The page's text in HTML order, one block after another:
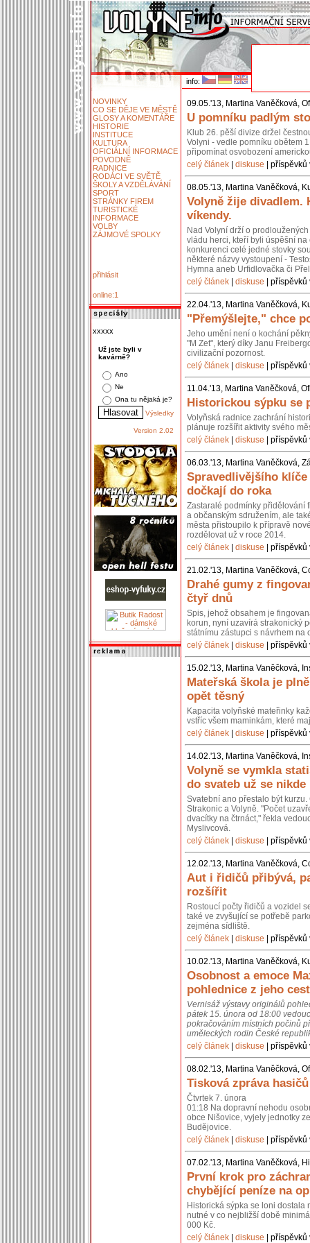
info:
NOVINKY
CO SE DĚJE VE MĚSTĚ
GLOSY A KOMENTÁŘE
HISTORIE
INSTITUCE
KULTURA
OFICIÁLNÍ INFORMACE
POVODNĚ
RADNICE
RODÁCI VE SVĚTĚ
ŠKOLY A VZDĚLÁVÁNÍ
SPORT
STRÁNKY FIREM
TURISTICKÉ
INFORMACE
VOLBY
ZÁJMOVÉ SPOLKY
přihlásit
online:1
xxxxx
Už jste byli v
kavárně?
Ano
Ne
Ona tu nějaká je?
Výsledky
Version 2.02
09.05.'13, Martina Vaněčková,
U pomníku padlým
Klub 26. pěší divize držel
Volyni - vedle pomníku obětem
připomínat osvobození
celý článek
diskuse |
08.05.'13, Martina Vaněčková,
Volyně žije divadlem.
víkendy.
Nad Volyní drží o
vládu herci, kteří byli úspěšní
konkurenci celé jedné stovky
některé názvy vystoupení -
Hymna aneb Urfidlovačka či
celý článek
diskuse |
22.04.'13, Martina Vaněčková,
"Přemýšlejte," chce
Jeho umění není o kochání
"M Zet", který díky Janu
civilizační pozornost.
celý článek
diskuse |
11.04.'13, Martina Vaněčková,
Historickou sýpku se
Volyňská radnice zachrání
plánuje rozšířit aktivity svého
celý článek
diskuse |
06.03.'13, Martina Vaněčková,
Spravedlivějšího
dočkají do roka
Zastaralé podmínky přidělování
a občanským sdružením, ale
města přistoupilo k přípravě
rozdělovat už v roce 2014.
celý článek
diskuse |
21.02.'13, Martina Vaněčková,
Drahé gumy z
čtyř dnů
Spis, jehož obsahem je
korun, nyní uzavírá strakonický
státnímu zástupci s návrhem na
celý článek
diskuse |
15.02.'13, Martina Vaněčková,
Mateřská škola je
opět těsný
Kapacita volyňské mateřinky
vstříc všem maminkám, které
celý článek
diskuse |
14.02.'13, Martina Vaněčková,
Volyně se vymkla
do svateb už se nikde
Svatební ano přestalo být
Strakonic a Volyně. "Počet
dvacítky na čtrnáct," řekla
Myslivcová.
celý článek
diskuse |
12.02.'13, Martina Vaněčková,
Aut i řidičů přibývá,
rozšířit
Rostoucí počty řidičů a vozidel
také ve zvyšující se potřebě
zejména sídliště.
celý článek
diskuse |
10.02.'13, Martina Vaněčková,
Osobnost a emoce
pohlednice z jeho cest
Vernisáž výstavy originálů
pátek 15. února od 18:00
pokračováním místních počinů
uměleckých rodin České
celý článek
diskuse |
08.02.'13, Martina Vaněčková,
Tisková zpráva
Čtvrtek 7. února
01:18 Na dopravní nehodu
obce Nišovice, vyjely jednotky
Budějovice.
celý článek
diskuse |
07.02.'13, Martina Vaněčková,
První krok pro
chybějící peníze na
Historická sýpka se loni
nutné v co nejbližší době
000 Kč.
celý článek
diskuse |